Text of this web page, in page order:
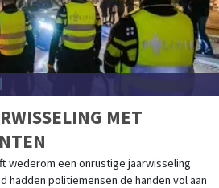
MET
wederom een onrustige jaarwisseling
hadden politiemensen de handen vol aan